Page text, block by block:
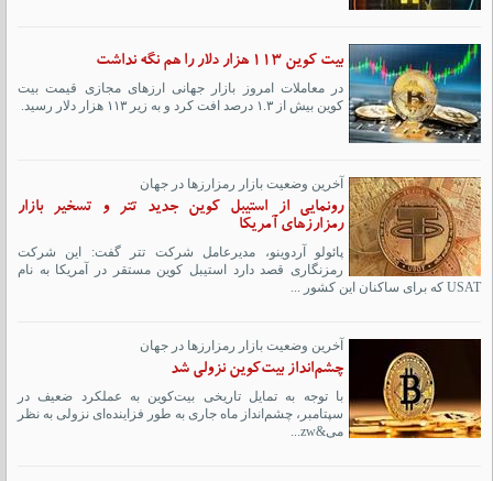
بیت کوین ۱۱۳ هزار دلار را هم نگه نداشت
در معاملات امروز بازار جهانی ارزهای مجازی قیمت بیت
کوین بیش از ۱.۳ درصد افت کرد و به زیر ۱۱۳ هزار دلار رسید.
آخرین وضعیت بازار رمزارزها در جهان
رونمایی از استیبل کوین جدید تتر و تسخیر بازار
رمزارزهای آمریکا
پائولو آردوینو، مدیرعامل شرکت تتر گفت: این شرکت
رمزنگاری قصد دارد استیبل کوین مستقر در آمریکا به نام
USAT که برای ساکنان این کشور ...
آخرین وضعیت بازار رمزارزها در جهان
چشم‌انداز بیت‌کوین نزولی شد
با توجه به تمایل تاریخی بیت‌کوین به عملکرد ضعیف در
سپتامبر، چشم‌انداز ماه جاری به طور فزاینده‌ای نزولی به نظر
می&zw...